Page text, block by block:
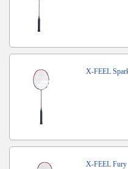
X-FEEL
X-FEEL Fury